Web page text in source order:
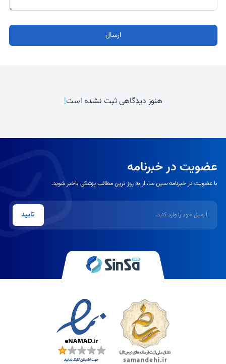
ارسال
هنوز دیدگاهی ثبت نشده است!
عضویت در خبرنامه
با عضویت در خبرنامه سین سا، از به روز ترین مطالب پزشکی باخبر شوید.
تایید